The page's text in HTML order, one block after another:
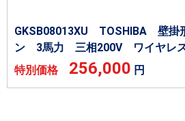
GKSB08013XU TOSHIBA 壁
ン 3馬力 三相200V ワイヤレ
特別価格 256,000 円